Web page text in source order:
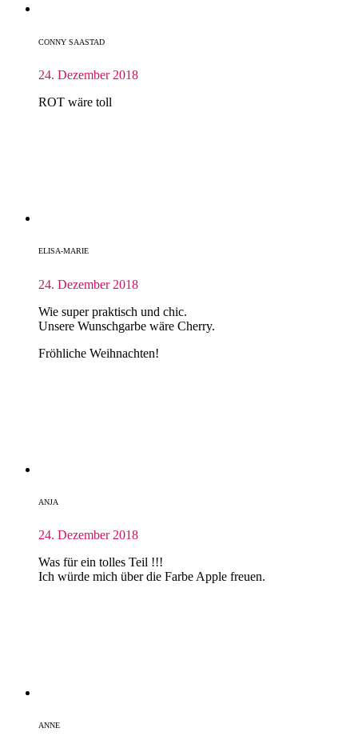
CONNY SAASTAD
24. Dezember 2018
ROT wäre toll
ELISA-MARIE
24. Dezember 2018
Wie super praktisch und chic.
Unsere Wunschgarbe wäre Cherry.
Fröhliche Weihnachten!
ANJA
24. Dezember 2018
Was für ein tolles Teil !!!
Ich würde mich über die Farbe Apple freuen.
ANNE